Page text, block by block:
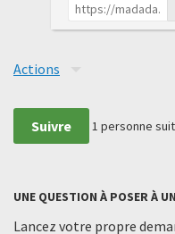
Actions
Suivre 1 personne suit
UNE QUESTION À POSER À
Lancez votre propre